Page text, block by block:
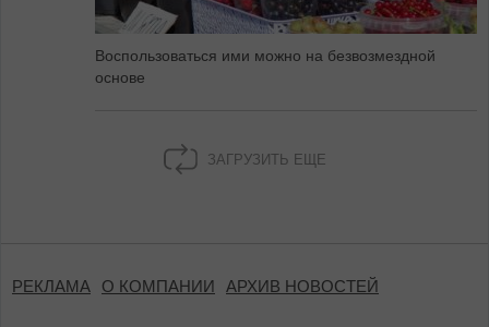
Воспользоваться ими можно на безвозмездной
основе
ЗАГРУЗИТЬ ЕЩЕ
РЕКЛАМА О КОМПАНИИ АРХИВ НОВОСТЕЙ